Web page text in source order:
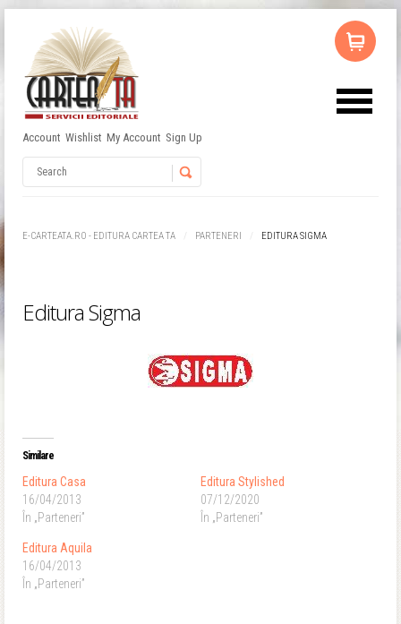
Account Wishlist My Account Sign Up
E-CARTEATA.RO - EDITURA CARTEA TA PARTENERI EDITURA SIGMA
Editura Sigma
Similare
Editura Casa
16/04/2013
În „Parteneri”
Editura Stylished
07/12/2020
În „Parteneri”
Editura Aquila
16/04/2013
În „Parteneri”
Nu ai niciun produs în coș.